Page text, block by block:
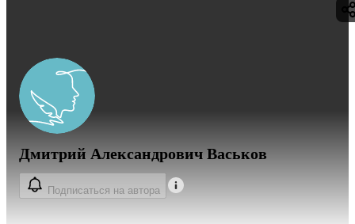
Дмитрий Александрович Васьков
Подписаться на автора